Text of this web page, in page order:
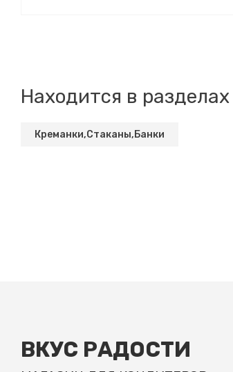
Находится в разделах
Креманки,Стаканы,Банки
ВКУС РАДОСТИ